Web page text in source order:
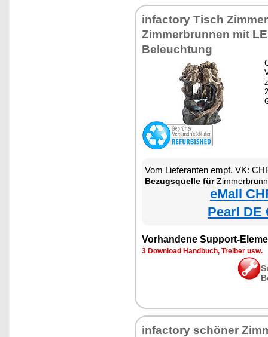
infactory Tisch
Zimmerbrunnen mit
Beleuchtung
Vom Lieferanten empf. VK:
Bezugsquelle für
eMall
Pearl DE
Vorhandene Support-
3 Download Handbuch, Treiber usw.
infactory schöner